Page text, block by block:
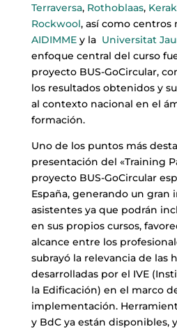
Terraversa, Rothoblaas,
Rockwool, así como centros
AIDIMMEy la Universitat
enfoque central del curso
proyecto BUS-GoCircular,
los resultados obtenidos y
al contexto nacional en el
formación.
Uno de los puntos más
presentación del «Training
proyecto BUS-GoCircular
España, generando un gran
asistentes ya que podrán
en sus propios cursos,
alcance entre los
subrayó la relevancia de las
desarrolladas por el IVE
la Edificación) en el marco
implementación.
y BdC ya están disponibles,